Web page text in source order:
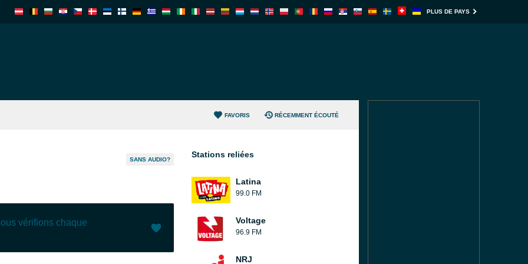
PLUS DE PAYS
FAVORIS RÉCEMMENT ÉCOUTÉ
SANS AUDIO?
vérifions chaque
Stations reliées
Latina
99.0 FM
Voltage
96.9 FM
NRJ